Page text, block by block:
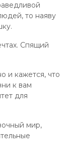
то наяву
Спящий
и кажется, что
к вам
для
мир,